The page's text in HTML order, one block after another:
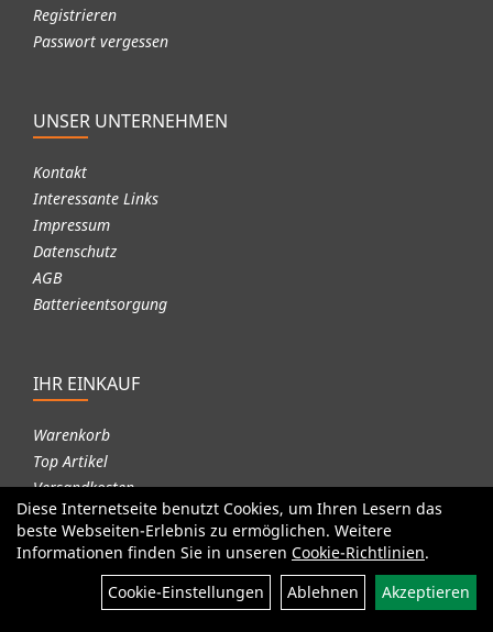
Registrieren
Passwort vergessen
UNSER UNTERNEHMEN
Kontakt
Interessante Links
Impressum
Datenschutz
AGB
Batterieentsorgung
IHR EINKAUF
Warenkorb
Top Artikel
Versandkosten
Widerrufsrecht
Diese Internetseite benutzt Cookies, um Ihren Lesern das
beste Webseiten-Erlebnis zu ermöglichen. Weitere
Informationen finden Sie in unseren Cookie-Richtlinien.
Cookie-Einstellungen
Ablehnen Akzeptieren